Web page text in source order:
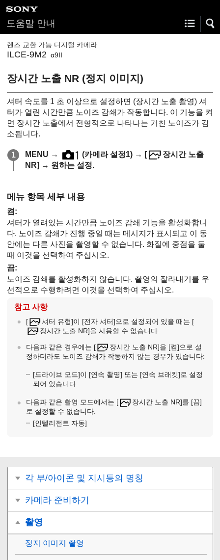
도움말 안내
렌즈 교환 가능 디지털 카메라
ILCE-9M2 α9II
장시간 노출 NR (정지 이미지)
셔터 속도를 1 초 이상으로 설정하면 (장시간 노출 촬영) 셔
터가 열린 시간만큼 노이즈 감쇄가 작동합니다. 이 기능을 켜
면 장시간 노출에서 전형적으로 나타나는 거친 노이즈가 감
소됩니다.
MENU → (카메라 설정1)→ [
장시간 노출
NR] → 원하는 설정.
메뉴 항목 세부 내용
켬 :
셔터가 열려있는 시간만큼 노이즈 감쇄 기능을 활성화합니
다. 노이즈 감쇄가 진행 중일 때는 메시지가 표시되고 이 동
안에는 다른 사진을 촬영할 수 없습니다. 화질에 중점을 둘
때 이것을 선택하여 주십시오.
끔:
노이즈 감쇄를 활성화하지 않습니다. 촬영의 잘라내기를 우
선적으로 수행하려면 이것을 선택하여 주십시오.
참고 사항
[ 셔터 유형]이 [전자 셔터]으로 설정되어 있을 때는 [
장시간 노출 NR]을 사용할 수 없습니다.
다음과 같은 경우에는 [ 장시간 노출 NR]을 [켬]으로 설
정하더라도 노이즈 감쇄가 작동하지 않는 경우가 있습니다:
[드라이브 모드]이 [연속 촬영] 또는 [연속 브래킷]로 설정
되어 있습니다.
다음과 같은 촬영 모드에서는 [ 장시간 노출 NR]를 [끔]
로 설정할 수 없습니다.
[인텔리전트 자동]
각 부/아이콘 및 지시등의 명칭
카메라 준비하기
촬영
정지 이미지 촬영